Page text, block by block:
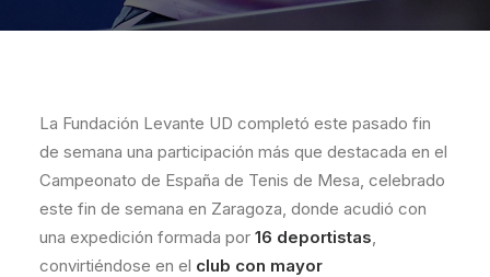
La Fundación Levante UD completó este pasado fin
de semana una participación más que destacada en el
Campeonato de España de Tenis de Mesa, celebrado
este fin de semana en Zaragoza, donde acudió con
una expedición formada por 16 deportistas,
convirtiéndose en el club con mayor